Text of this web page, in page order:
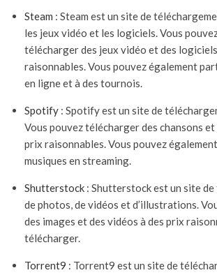
Steam : Steam est un site de
les jeux vidéo et les logiciels. Vous
télécharger des jeux vidéo et des
raisonnables. Vous pouvez également
en ligne et à des tournois.
Spotify : Spotify est un site de
Vous pouvez télécharger des chansons et
prix raisonnables. Vous pouvez
musiques en streaming.
Shutterstock : Shutterstock est un site
de photos, de vidéos et d’illustrations.
des images et des vidéos à des prix
télécharger.
Torrent9 : Torrent9 est un site de